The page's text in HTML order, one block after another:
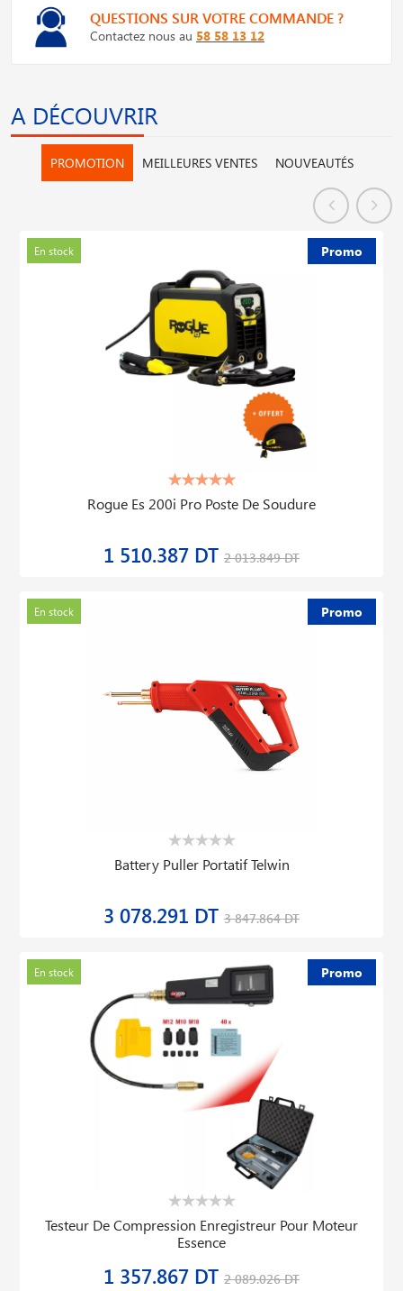
QUESTIONS SUR VOTRE COMMANDE ?
Contactez nous au 58 58 13 12
A DÉCOUVRIR
PROMOTION MEILLEURES VENTES NOUVEAUTÉS
Promo
En stock
Rogue Es 200i Pro Poste De Soudure
1 510.387 DT 2 013.849 DT
Promo
En stock
Battery Puller Portatif Telwin
3 078.291 DT 3 847.864 DT
Promo
En stock
Testeur De Compression Enregistreur Pour Moteur
Essence
1 357.867 DT 2 089.026 DT